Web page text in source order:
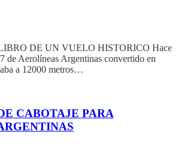
DE UN VUELO HISTORICO Hace
de Aerolíneas Argentinas convertido en
a 12000 metros…
CABOTAJE PARA